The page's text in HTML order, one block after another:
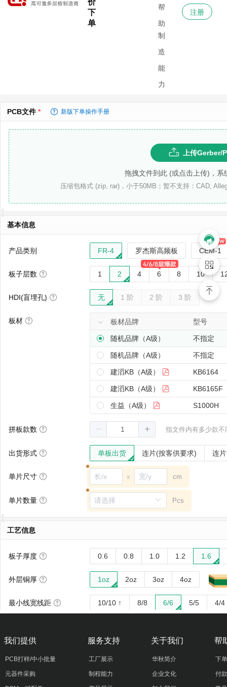
我们提供
PCB打样/中小批量
元器件采购
服务支持
工厂展示
制程能力
关于我们
华秋简介
企业文化
帮
下
付